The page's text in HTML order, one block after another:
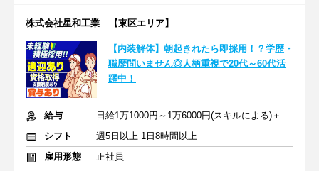
株式会社星和工業 【東区エリア】
【内装解体】朝起きれたら即採用！？学歴・
職歴問いません◎人柄重視で20代～60代活
躍中！
給与
日給1万1000円～1万6000円(スキルによる)＋交通費全額支給
シフト
週5日以上 1日8時間以上
雇用形態
正社員